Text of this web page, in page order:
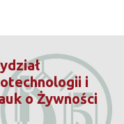
i
o Żywności